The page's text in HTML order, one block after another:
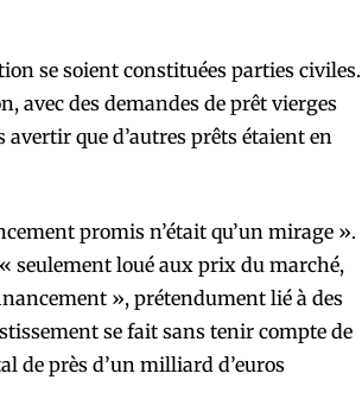
se soient constituées parties civiles.
avec des demandes de prêt vierges
que d’autres prêts étaient en
promis n’était qu’un mirage ».
seulement loué aux prix du marché,
», prétendument lié à des
se fait sans tenir compte de
de près d’un milliard d’euros